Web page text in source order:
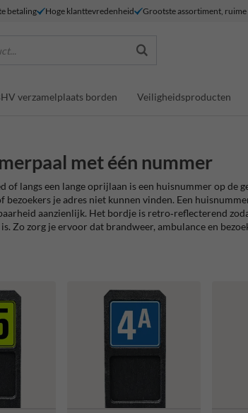
betaling Hoge klanttevredenheid Grootste assortiment,
verzamelplaats borden Veiligheidsproducten
met één nummer
of langs een lange oprijlaan is een huisnummer op de
bezoekers je adres niet kunnen vinden. Een
aanzienlijk. Het bordje is retro‑reflecterend
Zo zorg je ervoor dat brandweer, ambulance en